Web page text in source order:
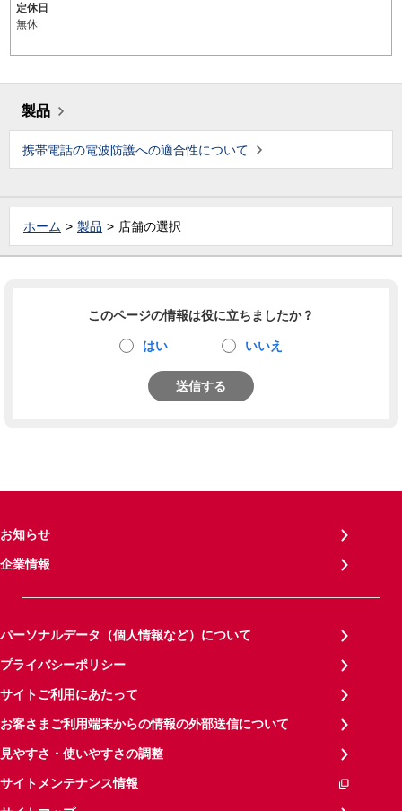
定休日
無休
製品
携帯電話の電波防護への適合性について
ホーム 製品 店舗の選択
このページの情報は役に立ちましたか？
はい いいえ
送信する
お知らせ
企業情報
パーソナルデータ（個人情報など）について
プライバシーポリシー
サイトご利用にあたって
お客さまご利用端末からの情報の外部送信について
見やすさ・使いやすさの調整
サイトメンテナンス情報